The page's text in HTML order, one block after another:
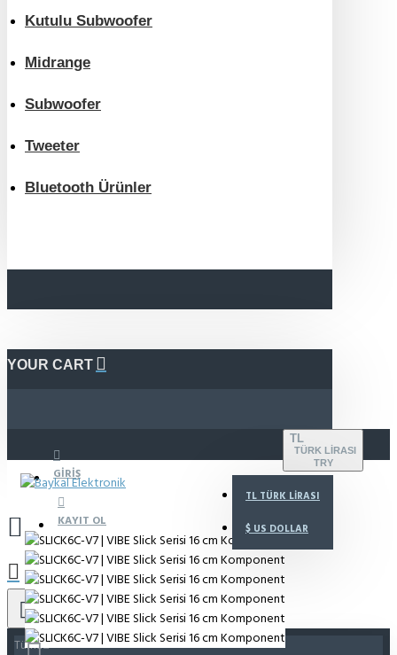
Kutulu Subwoofer
Midrange
Subwoofer
Tweeter
Bluetooth Ürünler
YOUR CART
GIRIŞ
KAYIT OL
TL
TÜRK LIRASI
TRY
TL TÜRK LIRASI
$ US DOLLAR
Tümü